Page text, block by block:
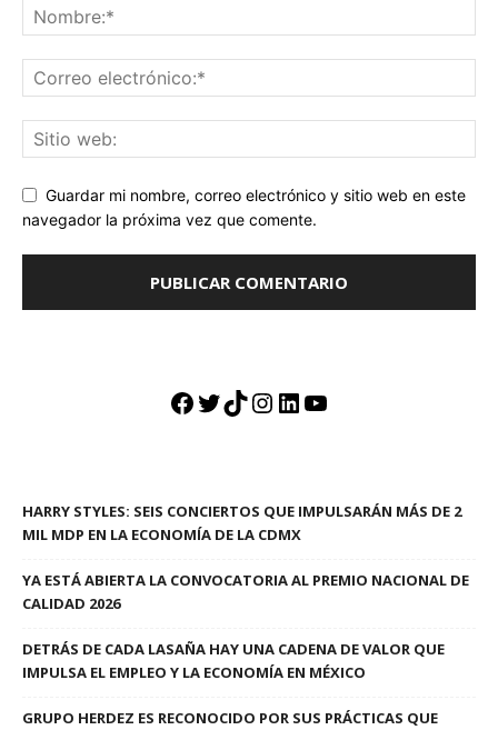
Guardar mi nombre, correo electrónico y sitio web en este
navegador la próxima vez que comente.
Facebook
Twitter
TikTok
Instagram
LinkedIn
YouTube
HARRY STYLES: SEIS CONCIERTOS QUE IMPULSARÁN MÁS DE 2
MIL MDP EN LA ECONOMÍA DE LA CDMX
YA ESTÁ ABIERTA LA CONVOCATORIA AL PREMIO NACIONAL DE
CALIDAD 2026
DETRÁS DE CADA LASAÑA HAY UNA CADENA DE VALOR QUE
IMPULSA EL EMPLEO Y LA ECONOMÍA EN MÉXICO
GRUPO HERDEZ ES RECONOCIDO POR SUS PRÁCTICAS QUE